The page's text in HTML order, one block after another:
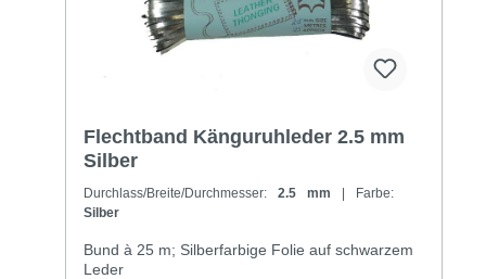
Flechtband Känguruhleder 2.5 mm
Silber
Durchlass/Breite/Durchmesser: 2.5 mm
| Farbe:
Silber
Bund à 25 m; Silberfarbige Folie auf schwarzem
Leder